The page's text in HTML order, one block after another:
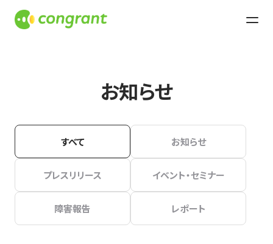
お知らせ
すべて お知らせ
プレスリリース イベント・セミナー
障害報告 レポート